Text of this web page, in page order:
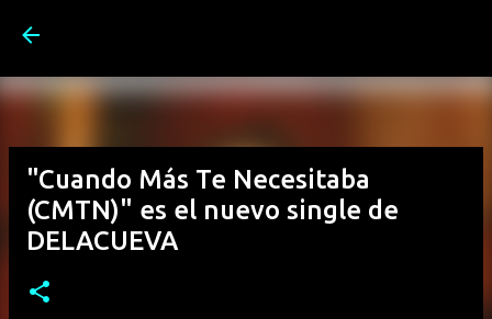
"Cuando Más Te Necesitaba
(CMTN)" es el nuevo single de
DELACUEVA